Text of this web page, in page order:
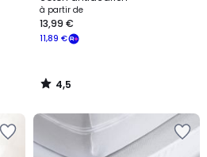
à partir de
11,89 €
13,99 €
4,5
/